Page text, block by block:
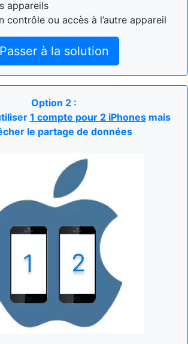
appareils
contrôle ou accès à l’autre appareil
Passer à la solution
Option 2 :
1 compte pour 2 iPhonesmais
le partage de données